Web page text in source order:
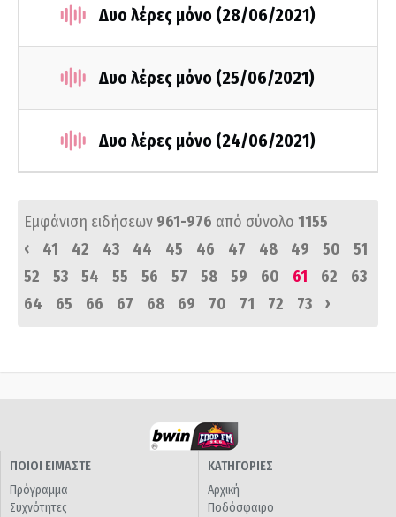
Δυο λέρες μόνο (28/06/2021)
Δυο λέρες μόνο (25/06/2021)
Δυο λέρες μόνο (24/06/2021)
Εμφάνιση ειδήσεων 961-976 από σύνολο 1155
‹
41 42 43 44 45 46 47 48 49 50
51
52
53 54 55 56 57 58 59 60 61 62
63
64
65 66 67 68 69 70 71 72 73 ›
ΠΟΙΟΙ ΕΙΜΑΣΤΕ
Πρόγραμμα
Συχνότητες
ΚΑΤΗΓΟΡΙΕΣ
Αρχική
Ποδόσφαιρο